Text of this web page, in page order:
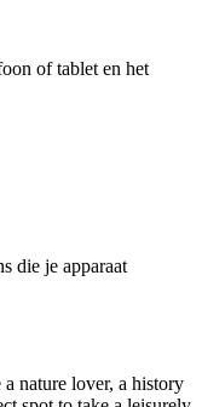
of tablet en het
die je apparaat
nature lover, a history